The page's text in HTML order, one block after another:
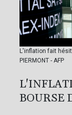
L'inflation fait
PIERMONT - AFP
BOURSE